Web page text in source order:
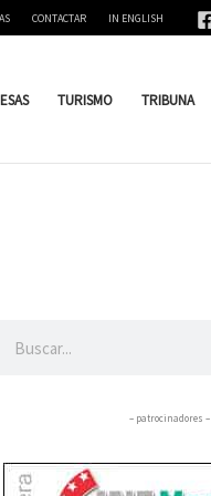
CONTACTAR IN ENGLISH
TURISMO TRIBUNA
– patrocinadores –